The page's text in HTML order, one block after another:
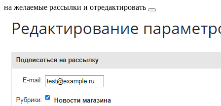
на желаемые рассылки и отредактировать